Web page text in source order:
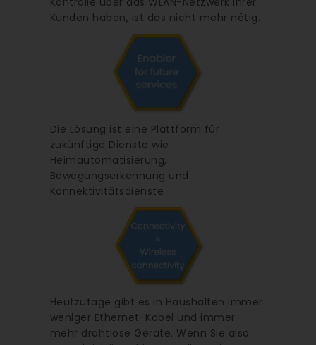
Kunden haben, ist das nicht mehr nötig.
Die Lösung ist eine Plattform für
zukünftige Dienste wie
Heimautomatisierung,
Bewegungserkennung und
Konnektivitätsdienste
Heutzutage gibt es in Haushalten immer
weniger Ethernet-Kabel und immer
mehr drahtlose Geräte. Wenn Sie also